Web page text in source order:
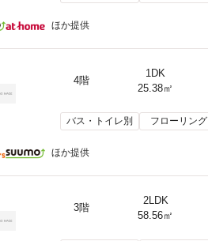
ほか提供
4階
1DK
25.38㎡
バス・トイレ別 フローリング
ほか提供
3階
2LDK
58.56㎡